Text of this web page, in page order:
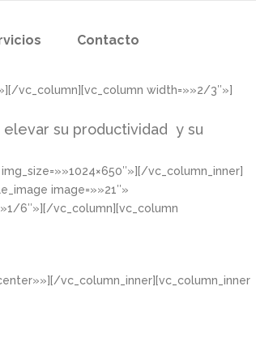
Contacto
vc_column][vc_column width=»»2/3″»]
su productividad y su
vc_column_inner]
image=»»21″»
6″»][/vc_column][vc_column
vc_column_inner][vc_column_inner